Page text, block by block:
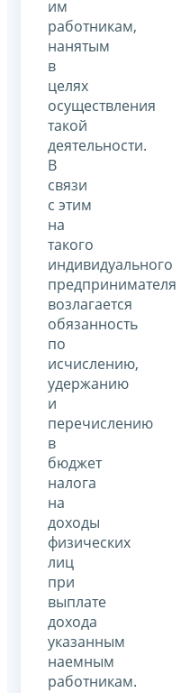
им
работникам,
нанятым
в
целях
осуществления
такой
деятельности.
В
связи
с этим
на
такого
индивидуального
предпринимателя
возлагается
обязанность
по
исчислению,
удержанию
и
перечислению
в
бюджет
налога
на
доходы
физических
лиц
при
выплате
дохода
указанным
наемным
работникам.